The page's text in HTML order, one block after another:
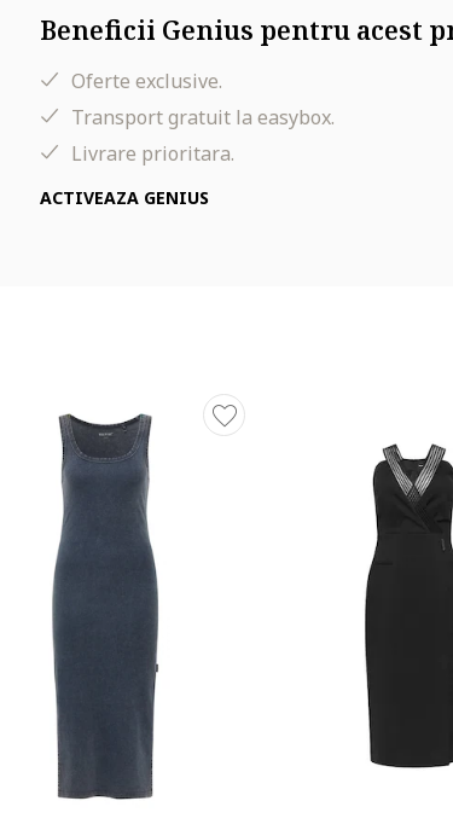
Beneficii Genius pentru acest
Oferte exclusive.
Transport gratuit la easybox.
Livrare prioritara.
ACTIVEAZA GENIUS